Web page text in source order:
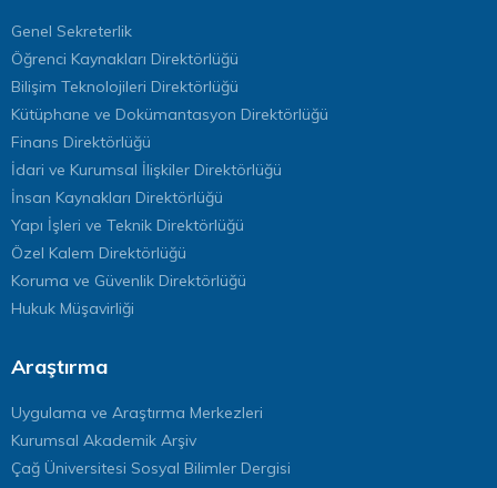
Genel Sekreterlik
Öğrenci Kaynakları Direktörlüğü
Bilişim Teknolojileri Direktörlüğü
Kütüphane ve Dokümantasyon Direktörlüğü
Finans Direktörlüğü
İdari ve Kurumsal İlişkiler Direktörlüğü
İnsan Kaynakları Direktörlüğü
Yapı İşleri ve Teknik Direktörlüğü
Özel Kalem Direktörlüğü
Koruma ve Güvenlik Direktörlüğü
Hukuk Müşavirliği
Araştırma
Uygulama ve Araştırma Merkezleri
Kurumsal Akademik Arşiv
Çağ Üniversitesi Sosyal Bilimler Dergisi